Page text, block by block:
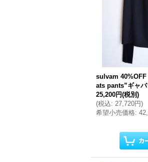
sulvam
ats pants”ギャ
25,200円(税別)
(税込: 27,720円)
希望小売価格: